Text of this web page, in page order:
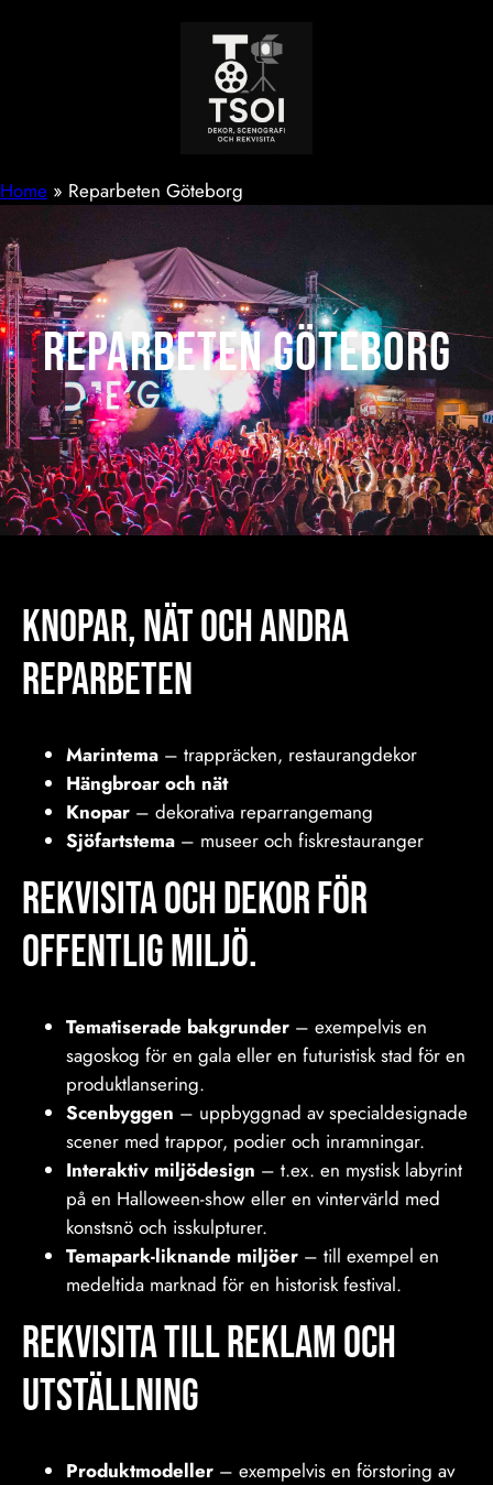
Home » Reparbeten Göteborg
Reparbeten Göteborg
Knopar, nät och andra
reparbeten
Marintema – trappräcken, restaurangdekor
Hängbroar och nät
Knopar – dekorativa reparrangemang
Sjöfartstema – museer och fiskrestauranger
REKVISITA och Dekor för
offentlig miljö.
Tematiserade bakgrunder – exempelvis en
sagoskog för en gala eller en futuristisk stad för en
produktlansering.
Scenbyggen – uppbyggnad av specialdesignade
scener med trappor, podier och inramningar.
Interaktiv miljödesign – t.ex. en mystisk labyrint
på en Halloween-show eller en vintervärld med
konstsnö och isskulpturer.
Temapark-liknande miljöer – till exempel en
medeltida marknad för en historisk festival.
Rekvisita Till reklam och
utställning
Produktmodeller – exempelvis en förstoring av